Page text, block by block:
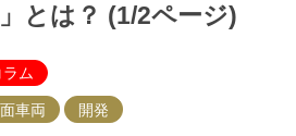
とは？ (1/2ページ)
ラム
車両 開発